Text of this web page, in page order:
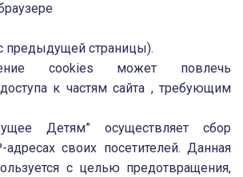
предыдущей страницы).
cookies может повлечь
к частям сайта , требующим
Детям” осуществляет сбор
адресах своих посетителей. Данная
с целью предотвращения,